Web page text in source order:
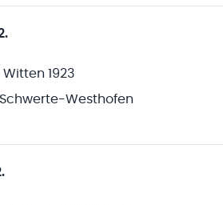
Witten 1923
Schwerte-Westhofen